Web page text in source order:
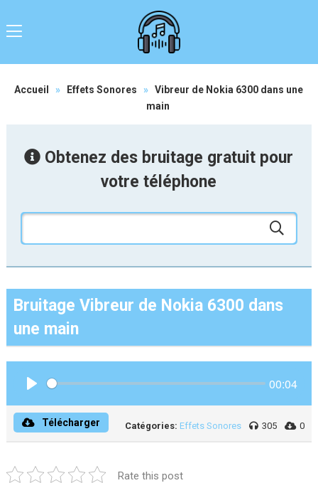
Accueil » Effets Sonores » Vibreur de Nokia 6300 dans une
main
Obtenez des bruitage gratuit pour
votre téléphone
Bruitage Vibreur de Nokia 6300 dans
une main
00:04
Télécharger Catégories: Effets Sonores 305 0
Rate this post